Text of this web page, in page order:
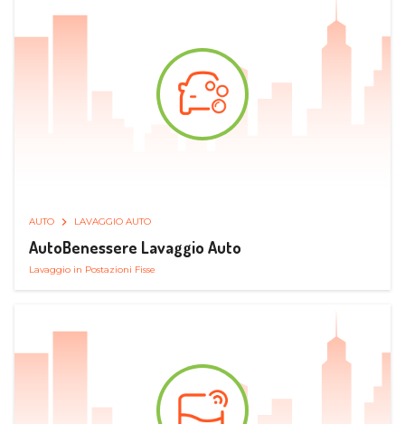
AUTO LAVAGGIO AUTO
AutoBenessere Lavaggio Auto
Lavaggio in Postazioni Fisse